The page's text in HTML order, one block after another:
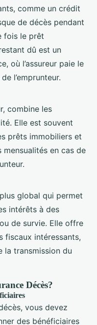
comme un crédit
de décès pendant
fois le prêt
dû est un
où l’assureur paie le
l’emprunteur.
combine les
Elle est souvent
prêts immobiliers et
en cas de
global qui permet
intérêts à des
de survie. Elle offre
fiscaux intéressants,
la transmission du
Décès?
vous devez
des bénéficiaires